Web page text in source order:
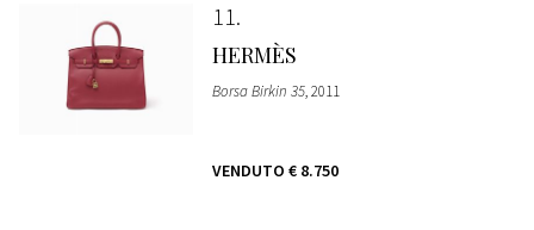
11
HERMÈS
Borsa Birkin 35, 2011
VENDUTO € 8.750